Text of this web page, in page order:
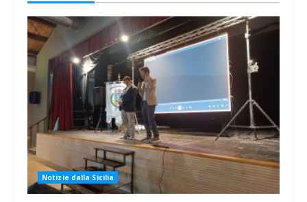
Notizie dalla Sicilia